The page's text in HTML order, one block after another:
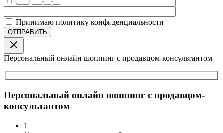
Принимаю политику конфиденциальности
Персональный онлайн шоппинг с продавцом-консультантом
Персональный онлайн шоппинг с продавцом-
консультантом
1